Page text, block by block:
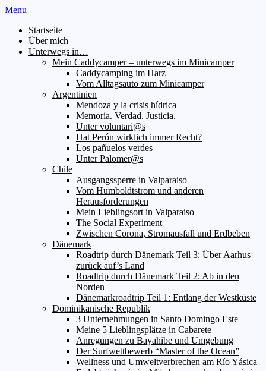
Menu
Startseite
Über mich
Unterwegs in…
Mein Caddycamper – unterwegs im Minicamper
Caddycamping im Harz
Vom Alltagsauto zum Minicamper
Argentinien
Mendoza y la crisis hídrica
Memoria. Verdad. Justicia.
Unter voluntari@s
Hat Perón wirklich immer Recht?
Los pañuelos verdes
Unter Palomer@s
Chile
Ausgangssperre in Valparaiso
Vom Humboldtstrom und anderen
Herausforderungen
Mein Lieblingsort in Valparaiso
The Social Experiment
Zwischen Corona, Stromausfall und Erdbeben
Dänemark
Roadtrip durch Dänemark Teil 3: Über Aarhus
zurück auf’s Land
Roadtrip durch Dänemark Teil 2: Ab in den
Norden
Dänemarkroadtrip Teil 1: Entlang der Westküste
Dominikanische Republik
3 Unternehmungen in Santo Domingo Este
Meine 5 Lieblingsplätze in Cabarete
Anregungen zu Bayahibe und Umgebung
Der Surfwettbewerb “Master of the Ocean”
Wellness und Umweltverbrechen am Río Yásica